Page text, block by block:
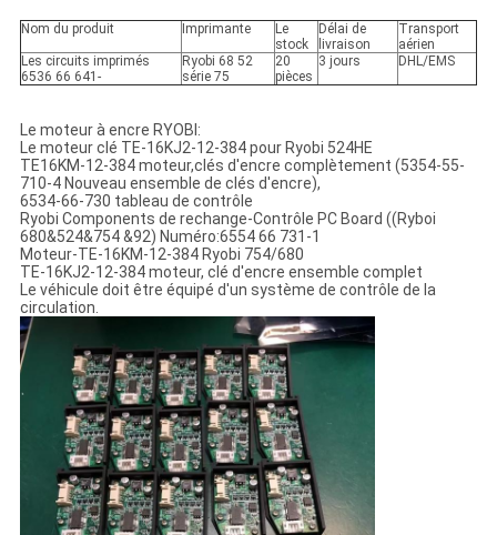
Nom du produit Imprimante
Le
stock
Délai de
livraison
Transport
aérien
Les circuits imprimés
6536 66 641-
Ryobi 68 52
série 75
20
pièces
3 jours DHL/EMS
Le moteur à encre RYOBI:
Le moteur clé TE-16KJ2-12-384 pour Ryobi 524HE
TE16KM-12-384 moteur,clés d'encre complètement (5354-55-
710-4 Nouveau ensemble de clés d'encre),
6534-66-730 tableau de contrôle
Ryobi Components de rechange-Contrôle PC Board ((Ryboi
680&524&754 &92) Numéro:6554 66 731-1
Moteur-TE-16KM-12-384 Ryobi 754/680
TE-16KJ2-12-384 moteur, clé d'encre ensemble complet
Le véhicule doit être équipé d'un système de contrôle de la
circulation.